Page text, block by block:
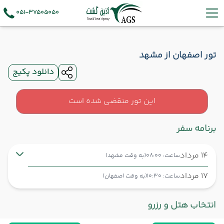
051-37505050
تور اصفهان از مشهد
دانلود پکیج
این تور منقضی شده است
برنامه سفر
14 مرداد ساعت: 08:00 (به وقت مشهد)
17 مرداد ساعت: 10:30 (به وقت اصفهان)
شروع سفر مشهد ,
انتخاب هتل و رزرو